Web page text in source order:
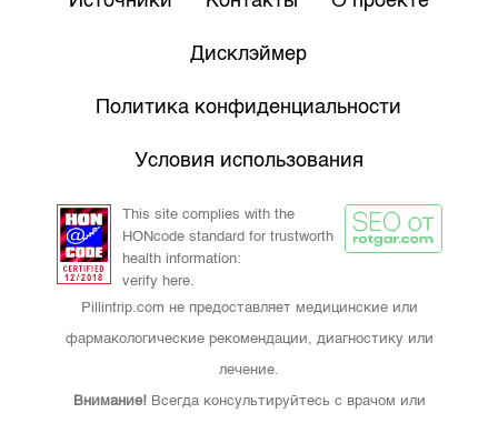
Дисклэймер
Политика конфиденциальности
Условия использования
This site complies with the
HONcode standard for trustworth
health information:
verify here.
Pillintrip.com не предоставляет медицинские или
фармакологические рекомендации, диагностику или
лечение.
Внимание!Всегда консультируйтесь с врачом или